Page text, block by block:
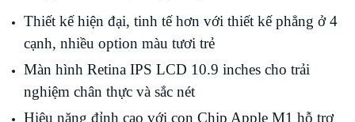
Thiết kế hiện đại, tinh tế hơn với thiết kế phẳng ở 4
cạnh, nhiều option màu tươi trẻ
Màn hình Retina IPS LCD 10.9 inches cho trải
nghiệm chân thực và sắc nét
Hiệu năng đỉnh cao với con Chip Apple M1 hỗ trợ